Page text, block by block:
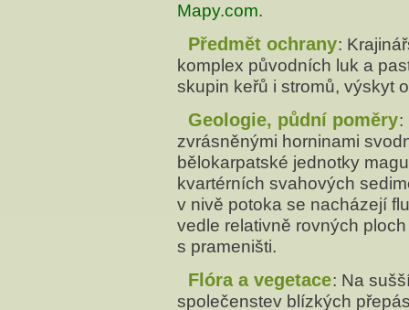
Mapy.com.
Předmět ochrany:
komplex původních luk a
skupin keřů i stromů, výskyt
Geologie, půdní poměry:
zvrásněnými horninami
bělokarpatské jednotky
kvartérních svahových
v nivě potoka se nacházejí
vedle relativně rovných
s prameništi.
Flóra a vegetace: Na
společenstev blízkých